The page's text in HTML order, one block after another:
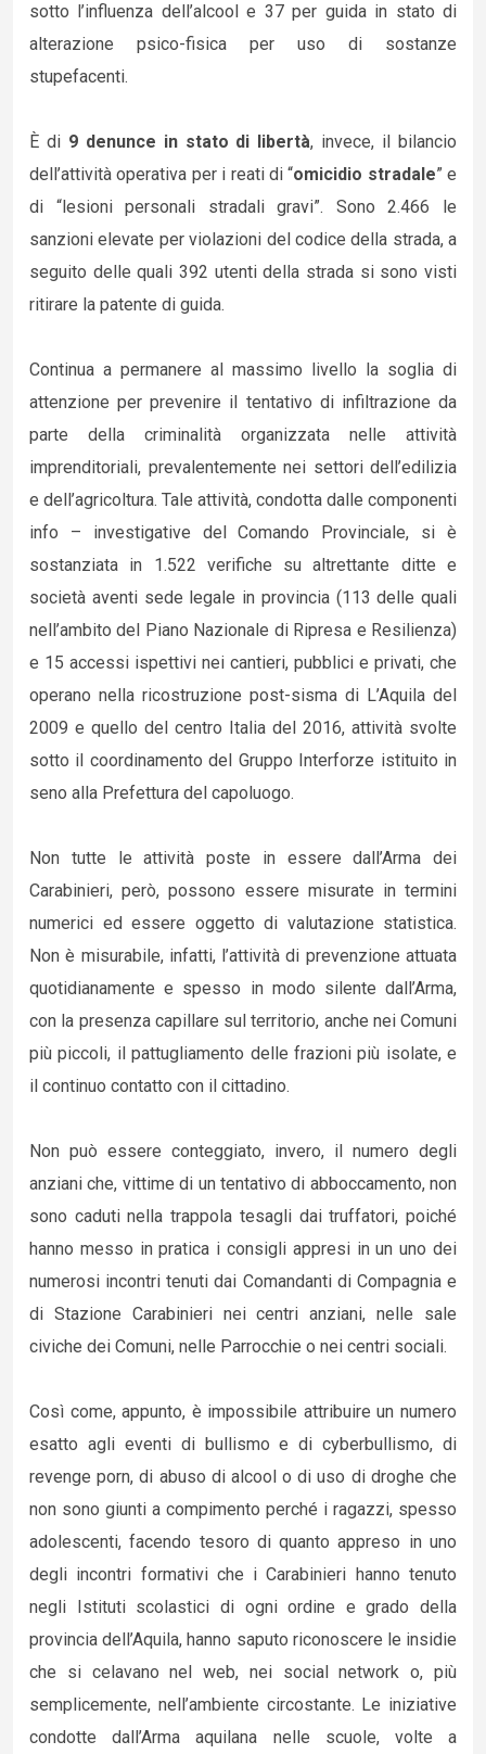
sotto l’influenza dell’alcool e 37 per guida in stato di
alterazione psico-fisica per uso di sostanze
stupefacenti.
È di 9 denunce in stato di libertà, invece, il bilancio
dell’attività operativa per i reati di “omicidio stradale” e
di “lesioni personali stradali gravi”. Sono 2.466 le
sanzioni elevate per violazioni del codice della strada, a
seguito delle quali 392 utenti della strada si sono visti
ritirare la patente di guida.
Continua a permanere al massimo livello la soglia di
attenzione per prevenire il tentativo di infiltrazione da
parte della criminalità organizzata nelle attività
imprenditoriali, prevalentemente nei settori dell’edilizia
e dell’agricoltura. Tale attività, condotta dalle componenti
info – investigative del Comando Provinciale, si è
sostanziata in 1.522 verifiche su altrettante ditte e
società aventi sede legale in provincia (113 delle quali
nell’ambito del Piano Nazionale di Ripresa e Resilienza)
e 15 accessi ispettivi nei cantieri, pubblici e privati, che
operano nella ricostruzione post-sisma di L’Aquila del
2009 e quello del centro Italia del 2016, attività svolte
sotto il coordinamento del Gruppo Interforze istituito in
seno alla Prefettura del capoluogo.
Non tutte le attività poste in essere dall’Arma dei
Carabinieri, però, possono essere misurate in termini
numerici ed essere oggetto di valutazione statistica.
Non è misurabile, infatti, l’attività di prevenzione attuata
quotidianamente e spesso in modo silente dall’Arma,
con la presenza capillare sul territorio, anche nei Comuni
più piccoli, il pattugliamento delle frazioni più isolate, e
il continuo contatto con il cittadino.
Non può essere conteggiato, invero, il numero degli
anziani che, vittime di un tentativo di abboccamento, non
sono caduti nella trappola tesagli dai truffatori, poiché
hanno messo in pratica i consigli appresi in un uno dei
numerosi incontri tenuti dai Comandanti di Compagnia e
di Stazione Carabinieri nei centri anziani, nelle sale
civiche dei Comuni, nelle Parrocchie o nei centri sociali.
Così come, appunto, è impossibile attribuire un numero
esatto agli eventi di bullismo e di cyberbullismo, di
revenge porn, di abuso di alcool o di uso di droghe che
non sono giunti a compimento perché i ragazzi, spesso
adolescenti, facendo tesoro di quanto appreso in uno
degli incontri formativi che i Carabinieri hanno tenuto
negli Istituti scolastici di ogni ordine e grado della
provincia dell’Aquila, hanno saputo riconoscere le insidie
che si celavano nel web, nei social network o, più
semplicemente, nell’ambiente circostante. Le iniziative
condotte dall’Arma aquilana nelle scuole, volte a